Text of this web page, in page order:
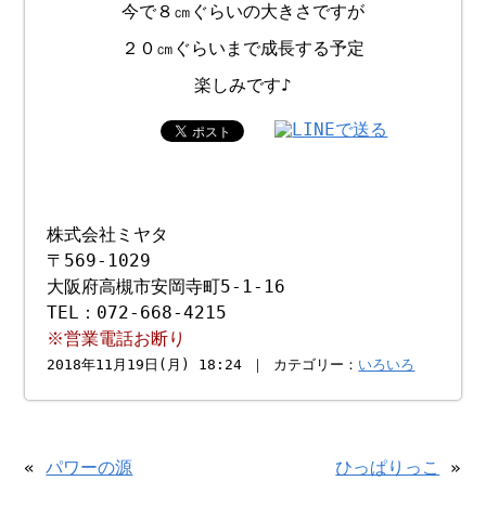
今で８㎝ぐらいの大きさですが
２０㎝ぐらいまで成長する予定
楽しみです♪
株式会社ミヤタ
〒569-1029
大阪府高槻市安岡寺町5-1-16
TEL：072-668-4215
※営業電話お断り
2018年11月19日(月) 18:24 ｜ カテゴリー： いろいろ
«パワーの源 ひっぱりっこ »